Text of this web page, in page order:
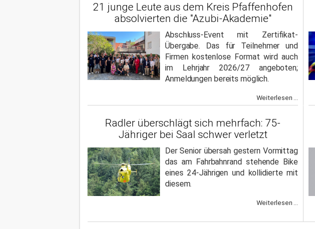
21 junge Leute aus dem Kreis Pfaffenhofen
absolvierten die "Azubi-Akademie"
Abschluss-Event mit Zertifikat-
Übergabe. Das für Teilnehmer und
Firmen kostenlose Format wird auch
im Lehrjahr 2026/27 angeboten;
Anmeldungen bereits möglich.
Weiterlesen ...
Radler überschlägt sich mehrfach: 75-
Jähriger bei Saal schwer verletzt
Der Senior übersah gestern Vormittag
das am Fahrbahnrand stehende Bike
eines 24-Jährigen und kollidierte mit
diesem.
Weiterlesen ...